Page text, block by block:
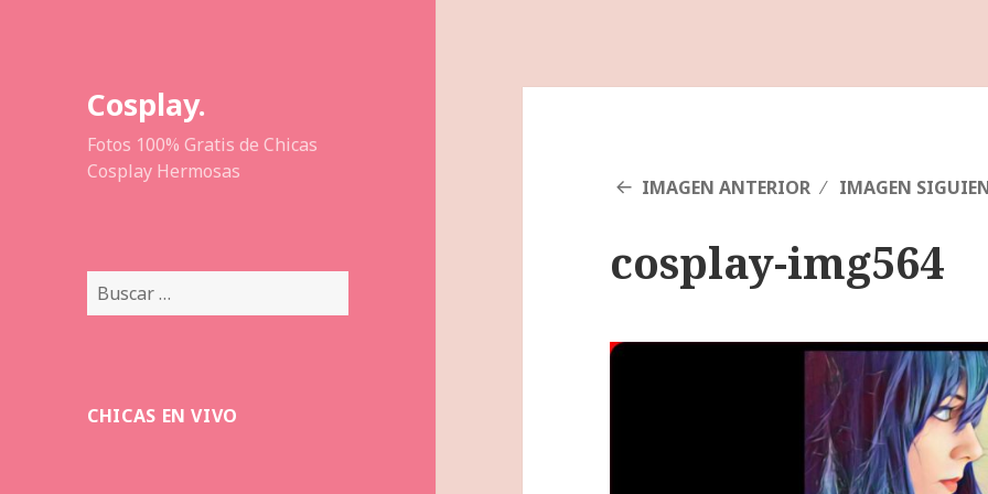
Cosplay.
Fotos 100% Gratis de Chicas
Cosplay Hermosas
Buscar:
CHICAS EN VIVO
IMAGEN ANTERIOR IMAGEN
cosplay-img564